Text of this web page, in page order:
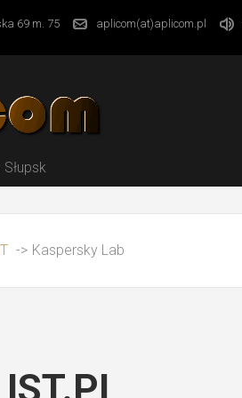
69 m. 75 aplicom(at)aplicom.pl
-> Kaspersky Lab